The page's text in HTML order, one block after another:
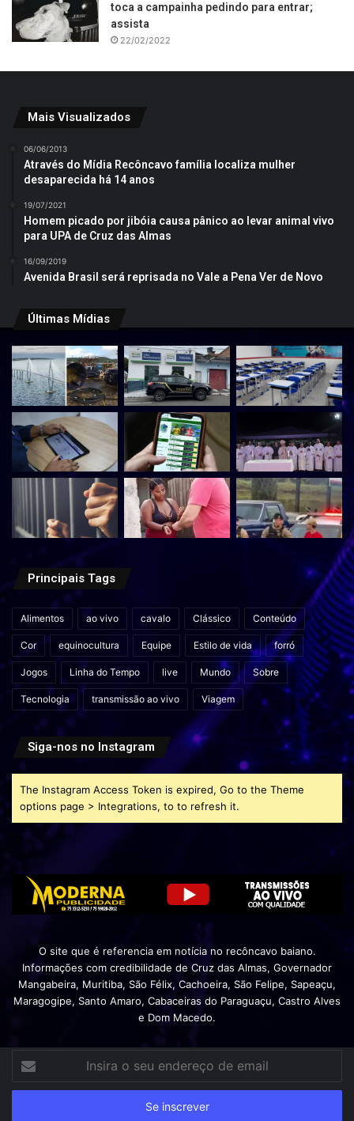
toca a campainha pedindo para entrar;
assista
22/02/2022
Mais Visualizados
06/06/2013
Através do Mídia Recôncavo família localiza mulher
desaparecida há 14 anos
19/07/2021
Homem picado por jibóia causa pânico ao levar animal vivo
para UPA de Cruz das Almas
16/09/2019
Avenida Brasil será reprisada no Vale a Pena Ver de Novo
Últimas Mídias
Principais Tags
Alimentos ao vivo cavalo Clássico Conteúdo
Cor equinocultura Equipe Estilo de vida forró
Jogos Linha do Tempo live Mundo Sobre
Tecnologia transmissão ao vivo Viagem
Siga-nos no Instagram
The Instagram Access Token is expired, Go to the Theme
options page > Integrations, to to refresh it.
O site que é referencia em notícia no recôncavo baiano.
Informações com credibilidade de Cruz das Almas, Governador
Mangabeira, Muritiba, São Félix, Cachoeira, São Felipe, Sapeaçu,
Maragogipe, Santo Amaro, Cabaceiras do Paraguaçu, Castro Alves
e Dom Macedo.
seu